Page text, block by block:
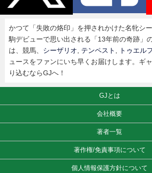
かつて「失敗の烙印」を押されかけた名牝シ
駒デビューで思い出される「13年前の奇跡」
は、競馬、 シーザリオ テンペスト トゥエル
ュースをファンにいち早くお届けします。ギ
り込むならGJへ！
GJとは
会社概要
著者一覧
著作権/免責事項について
個人情報保護方針について